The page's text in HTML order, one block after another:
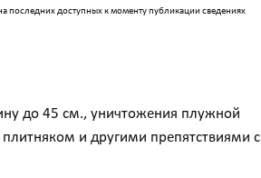
последних доступных к моменту публикации сведениях
до 45 см., уничтожения плужной
и другими препятствиями с